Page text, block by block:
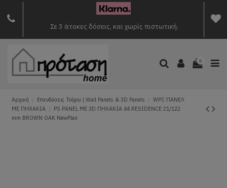
Σε 3 άτοκες δόσεις, και χωρίς πιστωτική.
0
Αρχική Επενδύσεις Τοίχου | Wall Panels & 3D Panels
WPC ΠΑΝΕΛ
ΜΕ ΠΗΧΑΚΙΑ
PS PANEL ΜΕ 3D ΠΗΧΑΚΙΑ 44 RESIDENCE 21/122
mm BROWN OAK NewPlan